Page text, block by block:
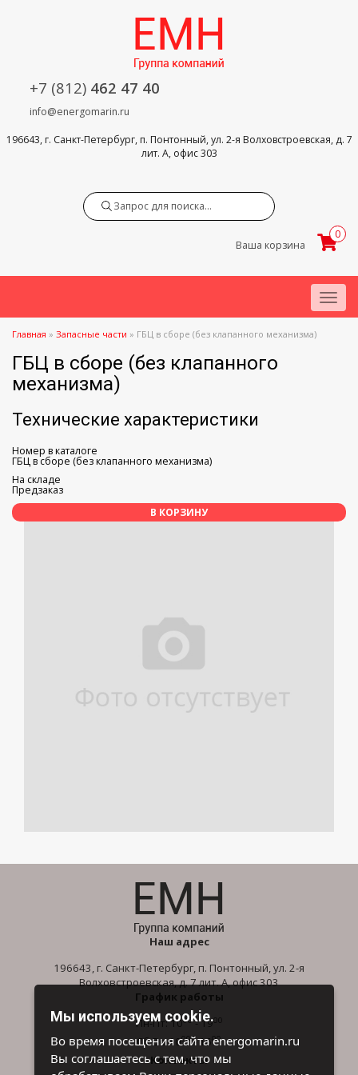
+7 (812) 462 47 40
info@energomarin.ru
196643, г. Санкт-Петербург, п. Понтонный, ул. 2-я Волховстроевская, д. 7
лит. А, офис 303
Ваша корзина
0
Menu
Главная » Запасные части » ГБЦ в сборе (без клапанного механизма)
ГБЦ в сборе (без клапанного
механизма)
Технические характеристики
Номер в каталоге
ГБЦ в сборе (без клапанного механизма)
На складе
Предзаказ
В КОРЗИНУ
Наш адрес
196643, г. Санкт-Петербург, п. Понтонный, ул. 2-я
Волховстроевская, д. 7 лит. А, офис 303
График работы
Пн-Пт: 1000- 1900
Сб-Вс: 1000- 1600
Контакты
Мы используем cookie.
Во время посещения сайта energomarin.ru
Вы соглашаетесь с тем, что мы